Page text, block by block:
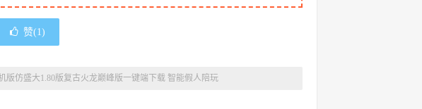
赞(1)
版仿盛大1.80版复古火龙巅峰版一键端下载 智能假人陪玩